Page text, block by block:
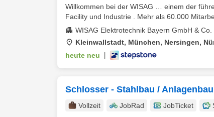
Willkommen bei der WISAG … einem der
Facility und Industrie . Mehr als 60.000
WISAG Elektrotechnik Bayern GmbH & Co.
Kleinwallstadt, München, Nersingen,
heute neu
Schlosser - Stahlbau /
Vollzeit JobRad JobTicket